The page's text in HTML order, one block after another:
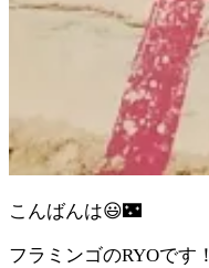
こんばんは😃🌃
フラミンゴのRYOです！